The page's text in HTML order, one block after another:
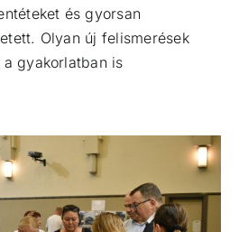
és gyorsan
Olyan új felismerések
gyakorlatban is